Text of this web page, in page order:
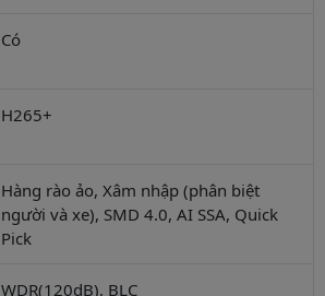
Có
H265+
Hàng rào ảo, Xâm nhập (phân biệt
người và xe), SMD 4.0, AI SSA, Quick
Pick
WDR(120dB), BLC